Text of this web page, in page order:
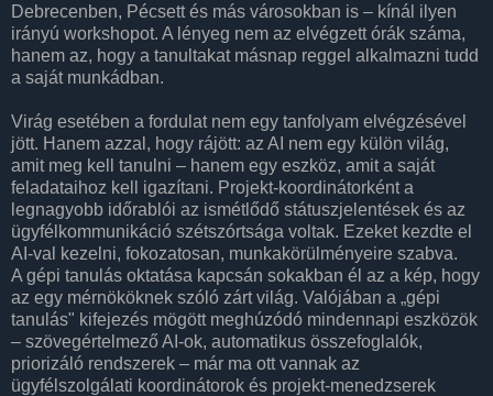
Debrecenben, Pécsett és más városokban is – kínál ilyen
irányú workshopot. A lényeg nem az elvégzett órák száma,
hanem az, hogy a tanultakat másnap reggel alkalmazni tudd
a saját munkádban.
Virág esetében a fordulat nem egy tanfolyam elvégzésével
jött. Hanem azzal, hogy rájött: az AI nem egy külön világ,
amit meg kell tanulni – hanem egy eszköz, amit a saját
feladataihoz kell igazítani. Projekt-koordinátorként a
legnagyobb időrablói az ismétlődő státuszjelentések és az
ügyfélkommunikáció szétszórtsága voltak. Ezeket kezdte el
AI-val kezelni, fokozatosan, munkakörülményeire szabva.
A gépi tanulás oktatása kapcsán sokakban él az a kép, hogy
az egy mérnököknek szóló zárt világ. Valójában a „gépi
tanulás" kifejezés mögött meghúzódó mindennapi eszközök
– szövegértelmező AI-ok, automatikus összefoglalók,
priorizáló rendszerek – már ma ott vannak az
ügyfélszolgálati koordinátorok és projekt-menedzserek